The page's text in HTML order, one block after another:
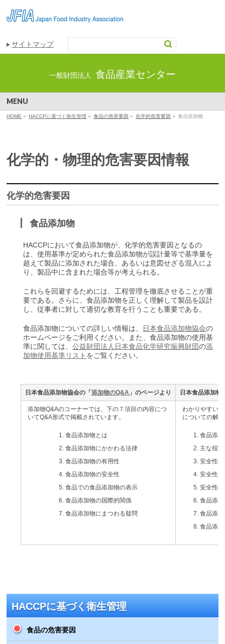
サイトマップ
一般財団法人 食品産業センター
MENU
HOME » HACCPに基づく衛生管理 » 食品の危害要因 » 化学的危害要因 » 食品添加物
化学的・物理的危害要因情報
化学的危害要因
食品添加物
HACCPにおいて食品添加物が、化学的危害要因となるの
は、使用基準が定められた食品添加物が誤計量等で基準量を
超えて製品に添加された場合、あるいは意図せざる混入によ
り、製品中に含まれた場合等が考えられる。
これらを回避するためには、工程管理を徹底させることが重
要である。さらに、食品添加物を正しく理解して製品を設計
し、従事者に対して適切な教育を行うことも重要である。
食品添加物についての詳しい情報は、 日本食品添加物協会の
ホームページをご利用ください。また、食品添加物の使用基
準に関しては、公益財団法人日本食品化学研究振興財団の添
加物使用基準リスト をご覧ください。
日本食品添加物協会の「添加物のQ&A 」のページより 日本食品添加物
添加物Q&Aのコーナーでは、下の７項目の内容につ
いてQ&A形式で掲載されています。
食品添加物とは
食品添加物にかかわる法律
食品添加物の有用性
食品添加物の安全性
食品での食品添加物の表示
食品添加物の国際的関係
食品添加物にまつわる疑問
わかりやすい
についての解
食品添
主な役
安全性
安全性
安全性
食品添
食品添
食品添
HACCPに基づく衛生管理
食品の危害要因